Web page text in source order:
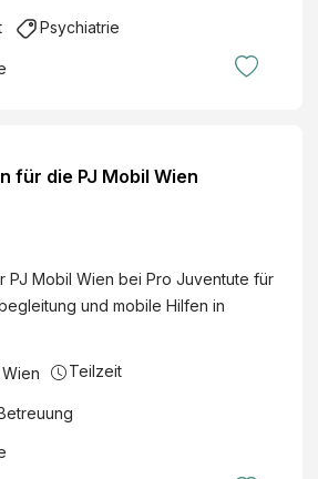
Psychiatrie
für die PJ Mobil Wien
PJ Mobil Wien bei Pro Juventute für
und mobile Hilfen in
Wien Teilzeit